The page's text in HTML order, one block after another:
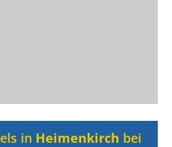
in Heimenkirch bei